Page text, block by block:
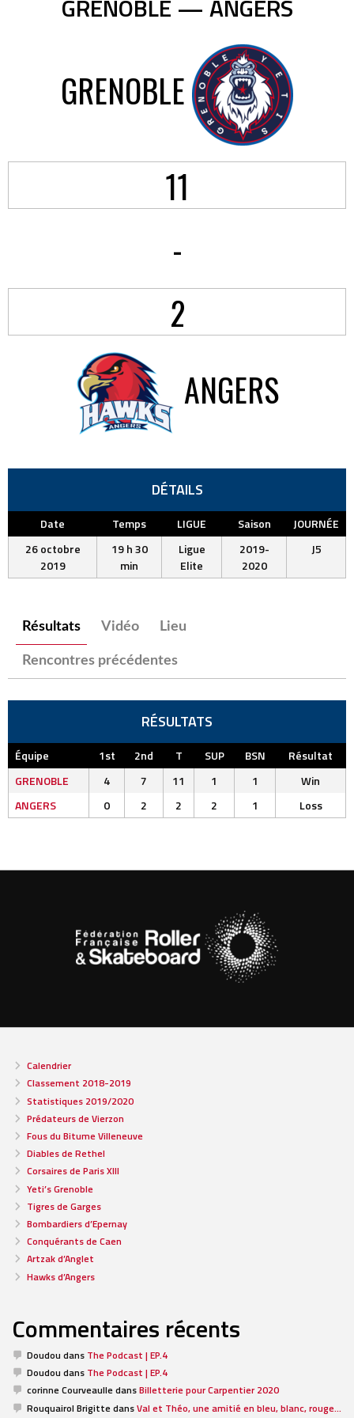
GRENOBLE — ANGERS
GRENOBLE
11
-
2
ANGERS
DÉTAILS
Date Temps LIGUE Saison
JOURNÉE
26 octobre
2019
19 h 30
min
Ligue
Elite
2019-
2020
J5
Résultats Vidéo Lieu
Rencontres précédentes
RÉSULTATS
Équipe 1st 2nd T SUP BSN
Résultat
GRENOBLE
4 7 11 1 1
Win
ANGERS
0 2 2 2 1 Loss
Calendrier
Classement 2018-2019
Statistiques 2019/2020
Prédateurs de Vierzon
Fous du Bitume Villeneuve
Diables de Rethel
Corsaires de Paris XIII
Yeti’s Grenoble
Tigres de Garges
Bombardiers d’Epernay
Conquérants de Caen
Artzak d’Anglet
Hawks d’Angers
Commentaires récents
Doudou dans The Podcast | EP.4
Doudou dans The Podcast | EP.4
corinne CourveaulledansBilletterie pour Carpentier 2020
Rouquairol BrigittedansVal et Théo, une amitié en bleu, blanc, rouge…